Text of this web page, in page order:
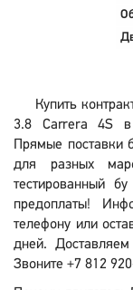
Купить
3.8 Carrera 4S в
Прямые
для разных
тестированный
предоплаты!
телефону или
дней.
Звоните +7 812